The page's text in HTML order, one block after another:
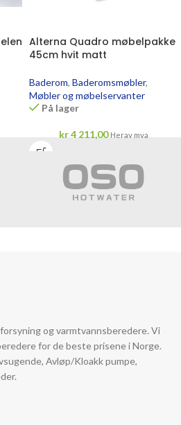
Alterna Quadro møbelpakke
45cm hvit matt
Baderom, Baderomsmøbler,
Møbler og møbelservanter
På lager
kr4 211,00 Herav mva
og varmtvannsberedere. Vi
for de beste prisene i Norge.
Avløp/Kloakk pumpe,